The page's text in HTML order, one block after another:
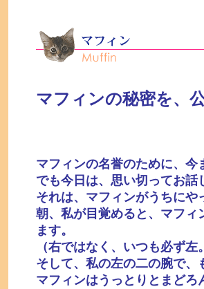
マフィンの秘密を、
マフィンの名誉のために、
でも今日は、思い切ってお話
それは、マフィンがうちに
朝、私が目覚めると、マフィ
ます。
（右ではなく、いつも必ず左
そして、私の左の二の腕で
マフィンはうっとりとまどろ